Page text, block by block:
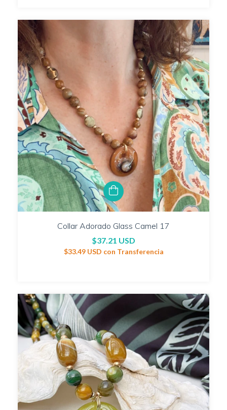
Collar Adorado Glass Camel 17
$37.21 USD
$33.49 USD con Transferencia